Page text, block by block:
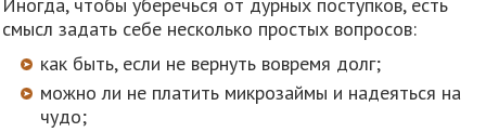
Иногда, чтобы уберечься от дурных поступков, есть
смысл задать себе несколько простых вопросов:
как быть, если не вернуть вовремя долг;
можно ли не платить микрозаймы и надеяться на
чудо;